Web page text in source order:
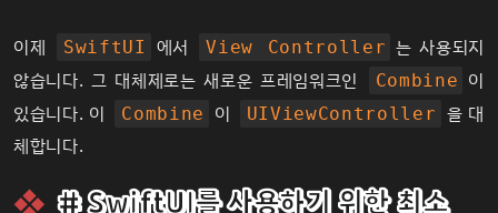
이제 SwiftUI 에서 View Controller 는 사용되지
않습니다. 그 대체제로는 새로운 프레임워크인
Combine 이
있습니다. 이
Combine 이 UIViewController 을 대
체합니다.
# SwiftUI를 사용하기 위한 최소